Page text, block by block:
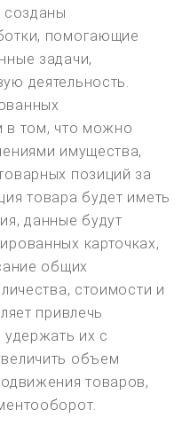
созданы
помогающие
задачи,
деятельность.
в том, что можно
имущества,
позиций за
товара будет иметь
данные будут
карточках,
общих
стоимости и
привлечь
удержать их с
объем
товаров,